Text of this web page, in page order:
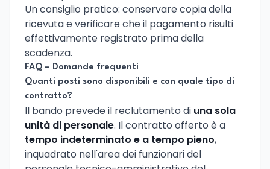
Un consiglio pratico: conservare copia della
ricevuta e verificare che il pagamento risulti
effettivamente registrato prima della
scadenza.
FAQ – Domande frequenti
Quanti posti sono disponibili e con quale tipo di
contratto?
Il bando prevede il reclutamento di una sola
unità di personale. Il contratto offerto è a
tempo indeterminato e a tempo pieno,
inquadrato nell'area dei funzionari del